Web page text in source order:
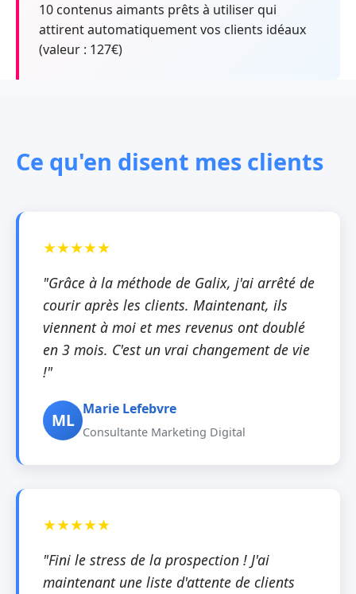
10 contenus aimants prêts à utiliser qui
attirent automatiquement vos clients idéaux
(valeur : 127€)
Ce qu'en disent mes clients
"Grâce à la méthode de Galix, j'ai arrêté de
courir après les clients. Maintenant, ils
viennent à moi et mes revenus ont doublé
en 3 mois. C'est un vrai changement de vie
!"
ML
Marie Lefebvre
Consultante Marketing Digital
"Fini le stress de la prospection ! J'ai
maintenant une liste d'attente de clients